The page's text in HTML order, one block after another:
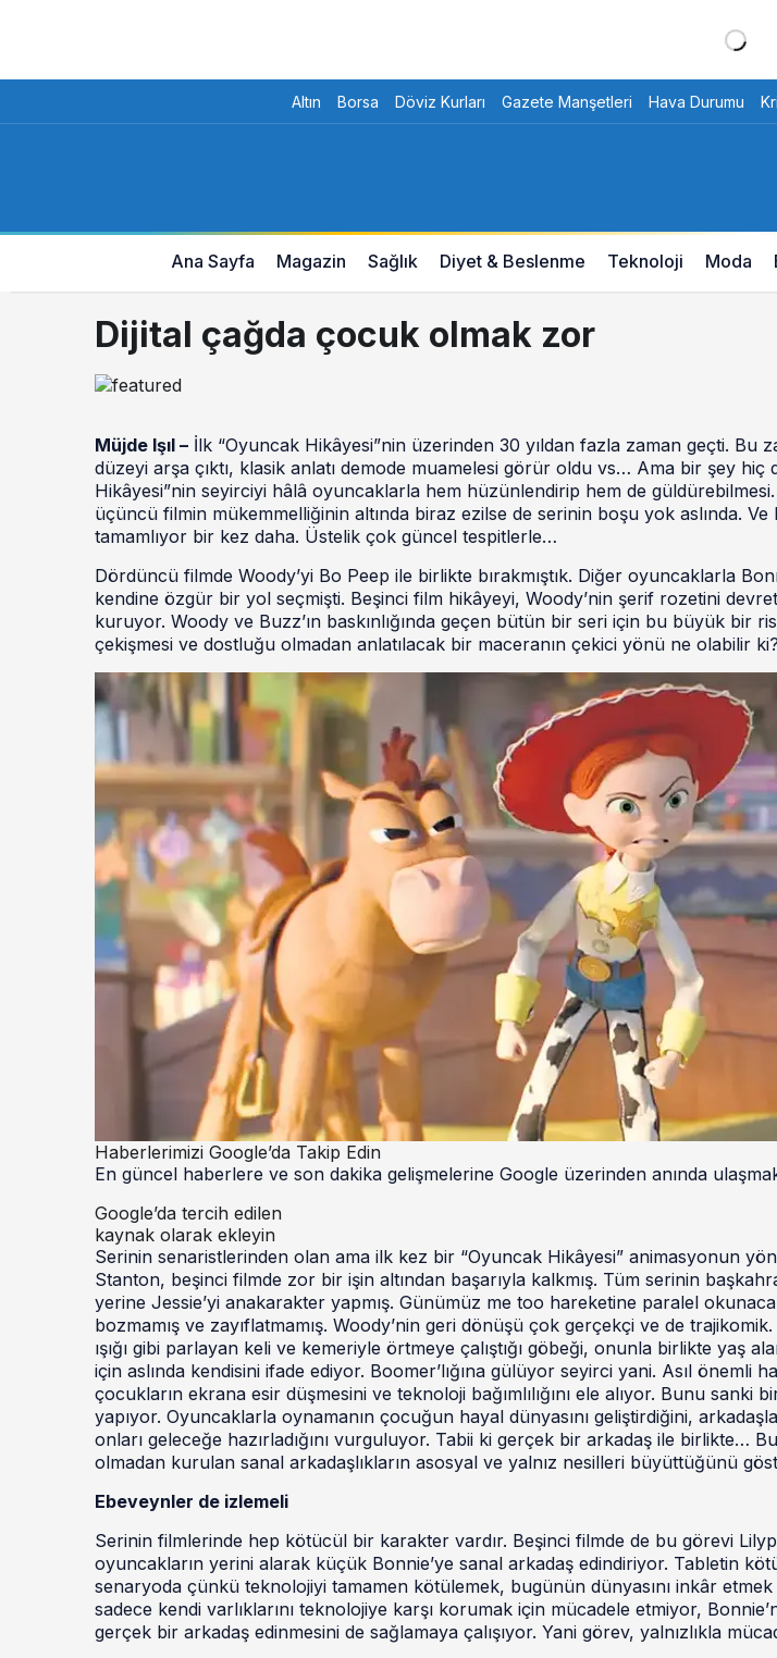
Altın Borsa Döviz Kurları Gazete Manşetleri Hava Durumu
Ana Sayfa Magazin Sağlık Diyet & Beslenme Teknoloji Moda
Dijital çağda çocuk olmak zor
Müjde Işıl – İlk “Oyuncak Hikâyesi”nin üzerinden 30 yıldan fazla zaman geçti. Bu
düzeyi arşa çıktı, klasik anlatı demode muamelesi görür oldu vs… Ama bir şey hiç
Hikâyesi”nin seyirciyi hâlâ oyuncaklarla hem hüzünlendirip hem de
üçüncü filmin mükemmelliğinin altında biraz ezilse de serinin boşu yok aslında.
tamamlıyor bir kez daha. Üstelik çok güncel tespitlerle…
Dördüncü filmde Woody’yi Bo Peep ile birlikte bırakmıştık. Diğer oyuncaklarla
kendine özgür bir yol seçmişti. Beşinci film hikâyeyi, Woody’nin şerif rozetini
kuruyor. Woody ve Buzz’ın baskınlığında geçen bütün bir seri için bu büyük bir
çekişmesi ve dostluğu olmadan anlatılacak bir maceranın çekici yönü ne olabilir ki?
Haberlerimizi Google’da Takip Edin
En güncel haberlere ve son dakika gelişmelerine Google üzerinden anında
Google’da tercih edilen
kaynak olarak ekleyin
Serinin senaristlerinden olan ama ilk kez bir “Oyuncak Hikâyesi” animasyonun
Stanton, beşinci filmde zor bir işin altından başarıyla kalkmış. Tüm serinin
yerine Jessie’yi anakarakter yapmış. Günümüz me too hareketine paralel
bozmamış ve zayıflatmamış. Woody’nin geri dönüşü çok gerçekçi ve de trajikomik.
ışığı gibi parlayan keli ve kemeriyle örtmeye çalıştığı göbeği, onunla birlikte yaş
için aslında kendisini ifade ediyor. Boomer’lığına gülüyor seyirci yani. Asıl önemli
çocukların ekrana esir düşmesini ve teknoloji bağımlılığını ele alıyor. Bunu sanki
yapıyor. Oyuncaklarla oynamanın çocuğun hayal dünyasını geliştirdiğini,
onları geleceğe hazırladığını vurguluyor. Tabii ki gerçek bir arkadaş ile birlikte…
olmadan kurulan sanal arkadaşlıkların asosyal ve yalnız nesilleri büyüttüğünü
Ebeveynler de izlemeli
Serinin filmlerinde hep kötücül bir karakter vardır. Beşinci filmde de bu görevi
oyuncakların yerini alarak küçük Bonnie’ye sanal arkadaş edindiriyor. Tabletin
senaryoda çünkü teknolojiyi tamamen kötülemek, bugünün dünyasını inkâr
sadece kendi varlıklarını teknolojiye karşı korumak için mücadele etmiyor,
gerçek bir arkadaş edinmesini de sağlamaya çalışıyor. Yani görev, yalnızlıkla